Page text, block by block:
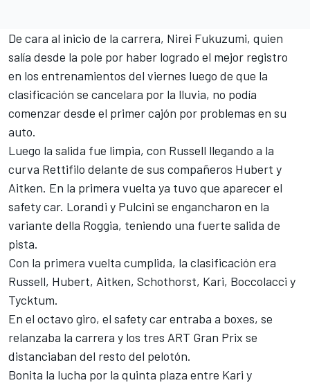
De cara al inicio de la carrera, Nirei Fukuzumi, quien
salía desde la pole por haber logrado el mejor registro
en los entrenamientos del viernes luego de que la
clasificación se cancelara por la lluvia, no podía
comenzar desde el primer cajón por problemas en su
auto.
Luego la salida fue limpia, con Russell llegando a la
curva Rettifilo delante de sus compañeros Hubert y
Aitken. En la primera vuelta ya tuvo que aparecer el
safety car. Lorandi y Pulcini se engancharon en la
variante della Roggia, teniendo una fuerte salida de
pista.
Con la primera vuelta cumplida, la clasificación era
Russell, Hubert, Aitken, Schothorst, Kari, Boccolacci y
Tycktum.
En el octavo giro, el safety car entraba a boxes, se
relanzaba la carrera y los tres ART Gran Prix se
distanciaban del resto del pelotón.
Bonita la lucha por la quinta plaza entre Kari y